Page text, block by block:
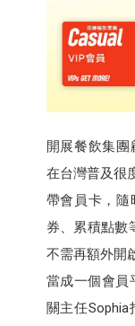
開展餐飲集團
在台灣普及很
帶會員卡，隨
券、累積點數
不需再額外開
當成一個會員
關主任